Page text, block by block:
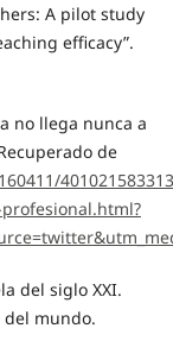
A pilot study
efficacy”.
no llega nunca a
de
del siglo XXI.
del mundo.